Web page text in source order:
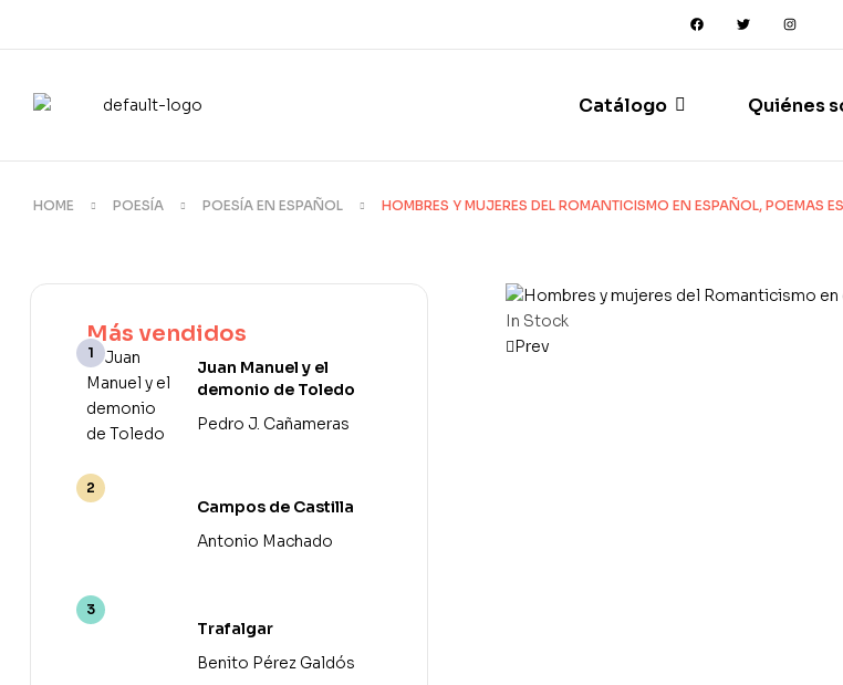
Catálogo Quiénes
HOME POESÍA POESÍA EN ESPAÑOL HOMBRES Y MUJERES DEL ROMANTICISMO EN ESPAÑOL, POEMAS
In Stock
Prev
Más vendidos
Juan Manuel y el
demonio de Toledo
Pedro J. Cañameras
Campos de Castilla
Antonio Machado
Trafalgar
Benito Pérez Galdós